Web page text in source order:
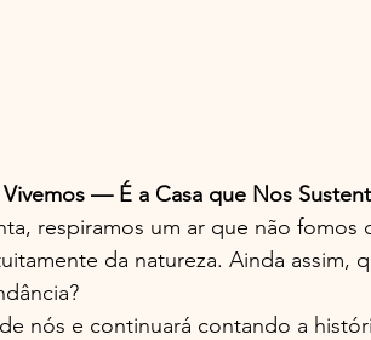
— É a Casa que Nos
respiramos um ar que não fomos
da natureza. Ainda assim,
nós e continuará contando a